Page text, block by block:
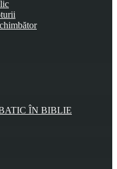
ÎN BIBLIE